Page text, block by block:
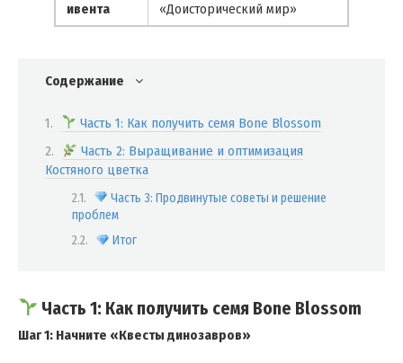
ивента
«Доисторический мир»
Содержание
Часть 1: Как получить семя Bone Blossom
Часть 2: Выращивание и оптимизация
Костяного цветка
Часть 3: Продвинутые советы и решение
проблем
Итог
Часть 1: Как получить семя Bone Blossom
Шаг 1: Начните «Квесты динозавров»